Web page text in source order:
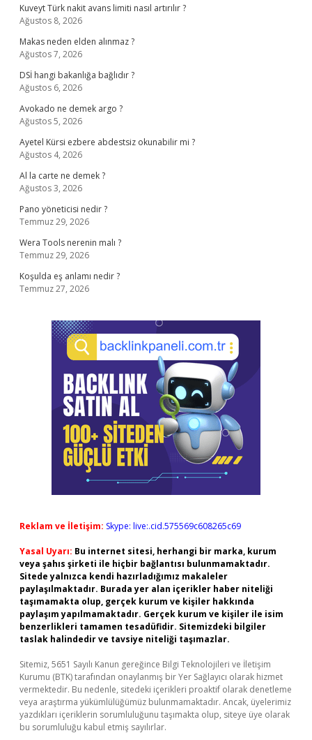
Kuveyt Türk nakit avans limiti nasıl artırılır ?
Ağustos 8, 2026
Makas neden elden alınmaz ?
Ağustos 7, 2026
DSİ hangi bakanlığa bağlıdır ?
Ağustos 6, 2026
Avokado ne demek argo ?
Ağustos 5, 2026
Ayetel Kürsi ezbere abdestsiz okunabilir mi ?
Ağustos 4, 2026
Al la carte ne demek ?
Ağustos 3, 2026
Pano yöneticisi nedir ?
Temmuz 29, 2026
Wera Tools nerenin malı ?
Temmuz 29, 2026
Koşulda eş anlamı nedir ?
Temmuz 27, 2026
Reklam ve İletişim: Skype: live:.cid.575569c608265c69
Yasal Uyarı: Bu internet sitesi, herhangi bir marka, kurum
veya şahıs şirketi ile hiçbir bağlantısı bulunmamaktadır.
Sitede yalnızca kendi hazırladığımız makaleler
paylaşılmaktadır. Burada yer alan içerikler haber niteliği
taşımamakta olup, gerçek kurum ve kişiler hakkında
paylaşım yapılmamaktadır. Gerçek kurum ve kişiler ile isim
benzerlikleri tamamen tesadüfidir. Sitemizdeki bilgiler
taslak halindedir ve tavsiye niteliği taşımazlar.
Sitemiz, 5651 Sayılı Kanun gereğince Bilgi Teknolojileri ve İletişim
Kurumu (BTK) tarafından onaylanmış bir Yer Sağlayıcı olarak hizmet
vermektedir. Bu nedenle, sitedeki içerikleri proaktif olarak denetleme
veya araştırma yükümlülüğümüz bulunmamaktadır. Ancak, üyelerimiz
yazdıkları içeriklerin sorumluluğunu taşımakta olup, siteye üye olarak
bu sorumluluğu kabul etmiş sayılırlar.